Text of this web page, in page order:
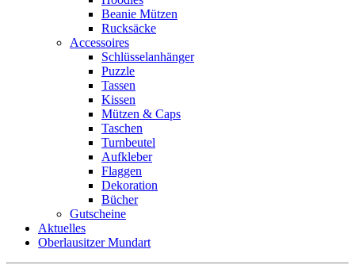
Beanie Mützen
Rucksäcke
Accessoires
Schlüsselanhänger
Puzzle
Tassen
Kissen
Mützen & Caps
Taschen
Turnbeutel
Aufkleber
Flaggen
Dekoration
Bücher
Gutscheine
Aktuelles
Oberlausitzer Mundart